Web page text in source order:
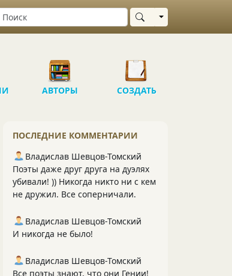
Выбрать область
АВТОРЫ СОЗДАТЬ
ПОСЛЕДНИЕ КОММЕНТАРИИ
Владислав Шевцов-Томский
Поэты даже друг друга на дуэлях
убивали! )) Никогда никто ни с кем
не дружил. Все соперничали.
Владислав Шевцов-Томский
И никогда не было!
Владислав Шевцов-Томский
Все поэты знают, что они Гении!